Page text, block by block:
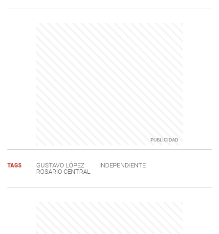
TAGS GUSTAVO LÓPEZ
INDEPENDIENTE
ROSARIO CENTRAL